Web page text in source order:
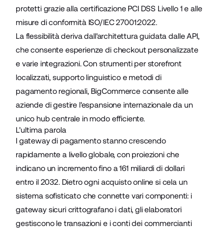
protetti grazie alla certificazione PCI DSS Livello 1 e alle
misure di conformità ISO/IEC 27001:2022.
La flessibilità deriva dall'architettura guidata dalle API,
che consente esperienze di checkout personalizzate
e varie integrazioni. Con strumenti per storefront
localizzati, supporto linguistico e metodi di
pagamento regionali, BigCommerce consente alle
aziende digestire l'espansione internazionaleda un
unico hub centrale in modo efficiente.
L'ultima parola
I gateway di pagamento stanno crescendo
rapidamente a livello globale, con proiezioni che
indicano un incremento fino a161 miliardi di dollari
entro il 2032. Dietro ogni acquisto online si cela un
sistema sofisticato che connette vari componenti: i
gateway sicuri crittografano i dati, gli elaboratori
gestiscono le transazioni e i conti dei commercianti